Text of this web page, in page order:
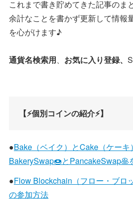
これまで書き貯めてきた記事のま
余計なことを書かず更新して情報
を心がけます♪
通貨名検索用、 お気に入り登録、
【⚡個別コインの紹介⚡】
●Bake（ベイク）とCake（ケーキ
BakerySwap🍩とPancakeSwap🥞
●Flow Blockchain（フロー・ブロ
の参加方法